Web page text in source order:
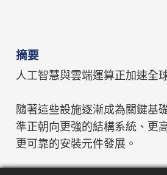
最新消息
型錄下載
聯絡我們
摘要
人工智慧與雲端運算正加速全
隨著這些設施逐漸成為關鍵基
準正朝向更強的結構系統、更
更可靠的安裝元件發展。